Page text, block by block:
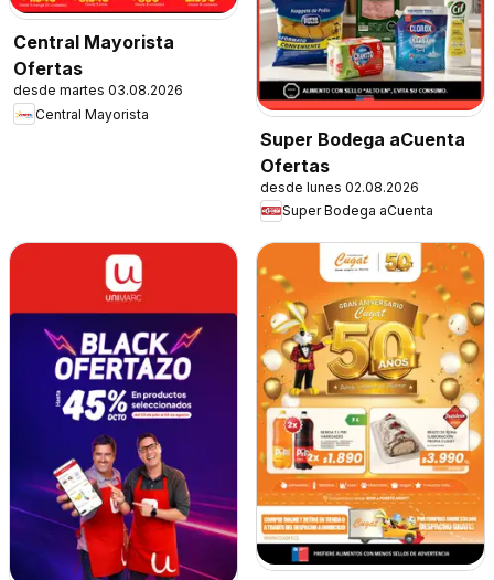
Central Mayorista
Ofertas
desde martes 03.08.2026
Central Mayorista
Super Bodega aCuenta
Ofertas
desde lunes 02.08.2026
Super Bodega aCuenta